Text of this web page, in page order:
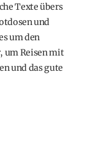
Texte übers
und
um den
um Reisen mit
und das gute